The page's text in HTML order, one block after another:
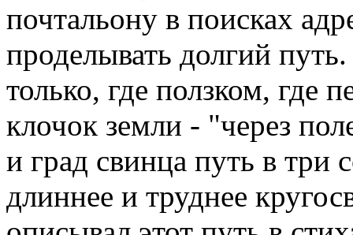
почтальону в поисках
проделывать долгий
только, где ползком, где
клочок земли - "через
и град свинца путь в три
длиннее и труднее